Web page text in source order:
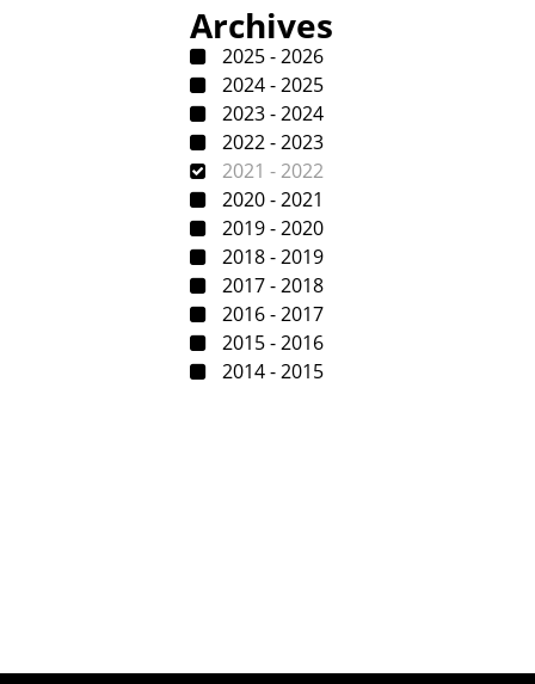
Archives
2025 - 2026
2024 - 2025
2023 - 2024
2022 - 2023
2021 - 2022
2020 - 2021
2019 - 2020
2018 - 2019
2017 - 2018
2016 - 2017
2015 - 2016
2014 - 2015